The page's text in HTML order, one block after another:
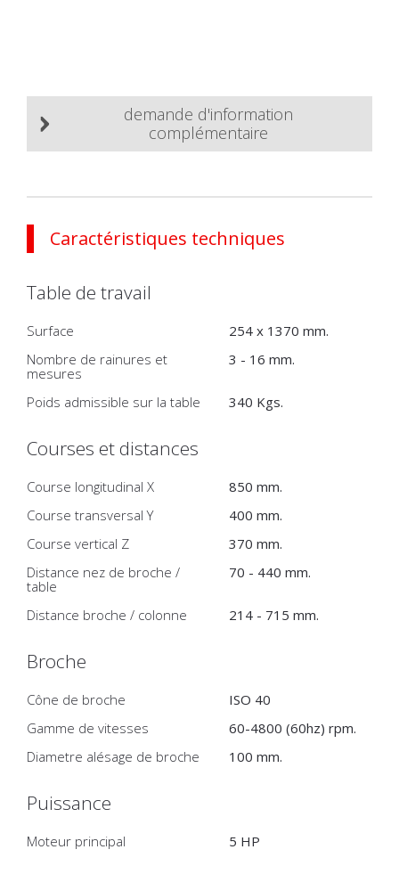
demande d'information
complémentaire
Caractéristiques techniques
Table de travail
Surface
254 x 1370 mm.
Nombre de rainures et
mesures
3 - 16 mm.
Poids admissible sur la table 340 Kgs.
Courses et distances
Course longitudinal X
850 mm.
Course transversal Y
400 mm.
Course vertical Z
370 mm.
Distance nez de broche /
table
70 - 440 mm.
Distance broche / colonne 214 - 715 mm.
Broche
Cône de broche
ISO 40
Gamme de vitesses
60-4800 (60hz) rpm.
Diametre alésage de broche
100 mm.
Puissance
Moteur principal 5 HP